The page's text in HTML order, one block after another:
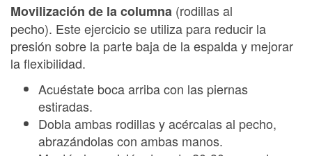
Movilización de la columna (rodillas al
pecho). Este ejercicio se utiliza para reducir la
presión sobre la parte baja de la espalda y mejorar
la flexibilidad.
Acuéstate boca arriba con las piernas
estiradas.
Dobla ambas rodillas y acércalas al pecho,
abrazándolas con ambas manos.